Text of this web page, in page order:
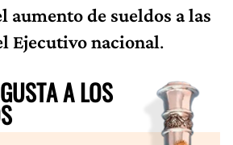
aumento de sueldos a las
Ejecutivo nacional.
A LOS